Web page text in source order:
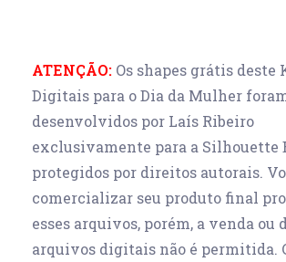
ATENÇÃO: Os shapes grátis deste
Digitais para o Dia da Mulher
desenvolvidos por Laís Ribeiro
exclusivamente para a Silhouette
protegidos por direitos autorais.
comercializar seu produto final
esses arquivos, porém, a venda ou
arquivos digitais não é permitida.